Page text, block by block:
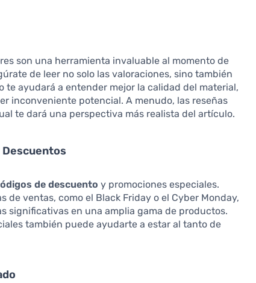
son una herramienta invaluable al momento de
de leer no solo las valoraciones, sino también
te ayudará a entender mejor la calidad del material,
inconveniente potencial. A menudo, las reseñas
te dará una perspectiva más realista del artículo.
de descuento y promociones especiales.
de ventas, como el Black Friday o el Cyber Monday,
significativas en una amplia gama de productos.
también puede ayudarte a estar al tanto de